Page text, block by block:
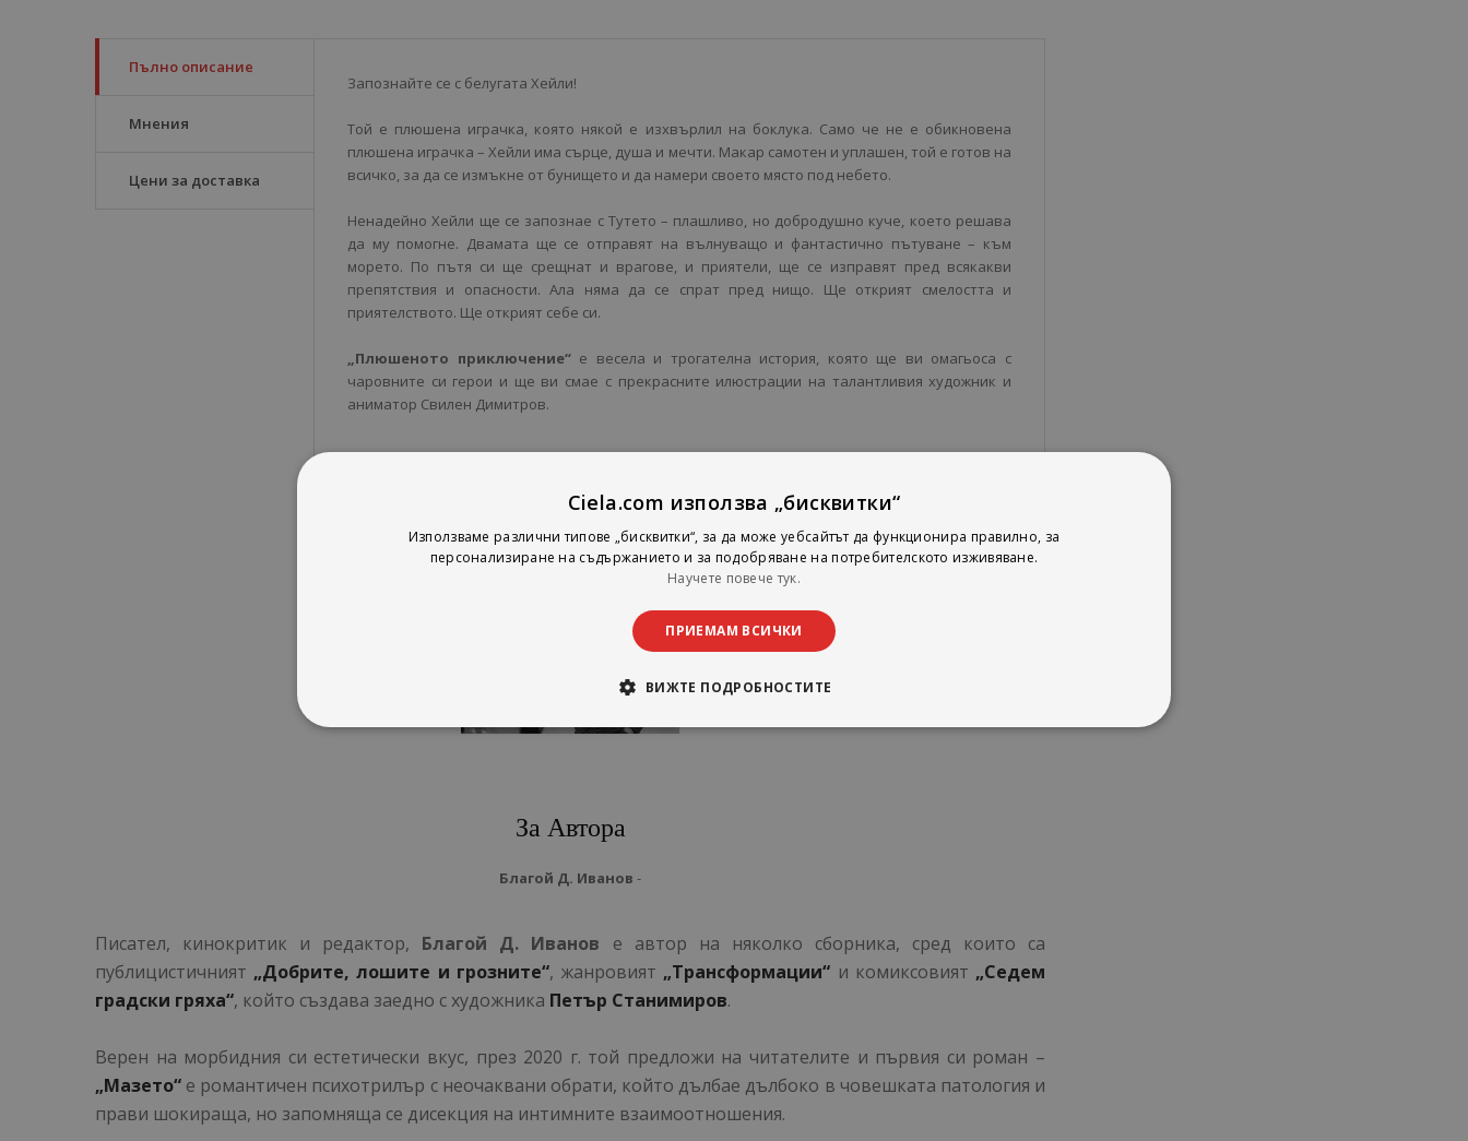
Пълно описание
Мнения
Цени за доставка
Запознайте се с белугата Хейли!
Той е плюшена играчка, която някой е изхвърлил на боклука. Само че не е обикновена
плюшена играчка – Хейли има сърце, душа и мечти. Макар самотен и уплашен, той е готов на
всичко, за да се измъкне от бунището и да намери своето място под небето.
Ненадейно Хейли ще се запознае с Тутето – плашливо, но добродушно куче, което решава
да му помогне. Двамата ще се отправят на вълнуващо и фантастично пътуване – към
морето. По пътя си ще срещнат и врагове, и приятели, ще се изправят пред всякакви
препятствия и опасности. Ала няма да се спрат пред нищо. Ще открият смелостта и
приятелството. Ще открият себе си.
„Плюшеното приключение“е весела и трогателна история, която ще ви омагьоса с
чаровните си герои и ще ви смае с прекрасните илюстрации на талантливия художник и
аниматор Свилен Димитров.
За Автора
Благой Д. Иванов -
Писател, кинокритик и редактор, Благой Д. Иванов е автор на няколко сборника, сред които са
публицистичният „Добрите, лошите и грозните“, жанровият „Трансформации“ и комиксовият „Седем
градски гряха“, който създава заедно с художника Петър Станимиров.
Верен на морбидния си естетически вкус, през 2020 г. той предложи на читателите и първия си роман –
„Мазето“ е романтичен психотрилър с неочаквани обрати, който дълбае дълбоко в човешката патология и
прави шокираща, но запомняща се дисекция на интимните взаимоотношения.
Ciela.com използва „бисквитки“
Използваме различни типове „бисквитки“, за да може уебсайтът да функционира правилно, за
персонализиране на съдържанието и за подобряване на потребителското изживяване.
Научете повече тук.
ПРИЕМАМ ВСИЧКИ
ВИЖТЕ ПОДРОБНОСТИТЕ